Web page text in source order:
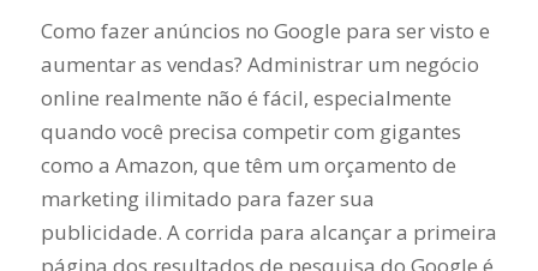
Como fazer anúncios no Google para ser visto e
aumentar as vendas? Administrar um negócio
online realmente não é fácil, especialmente
quando você precisa competir com gigantes
como a Amazon, que têm um orçamento de
marketing ilimitado para fazer sua
publicidade. A corrida para alcançar a primeira